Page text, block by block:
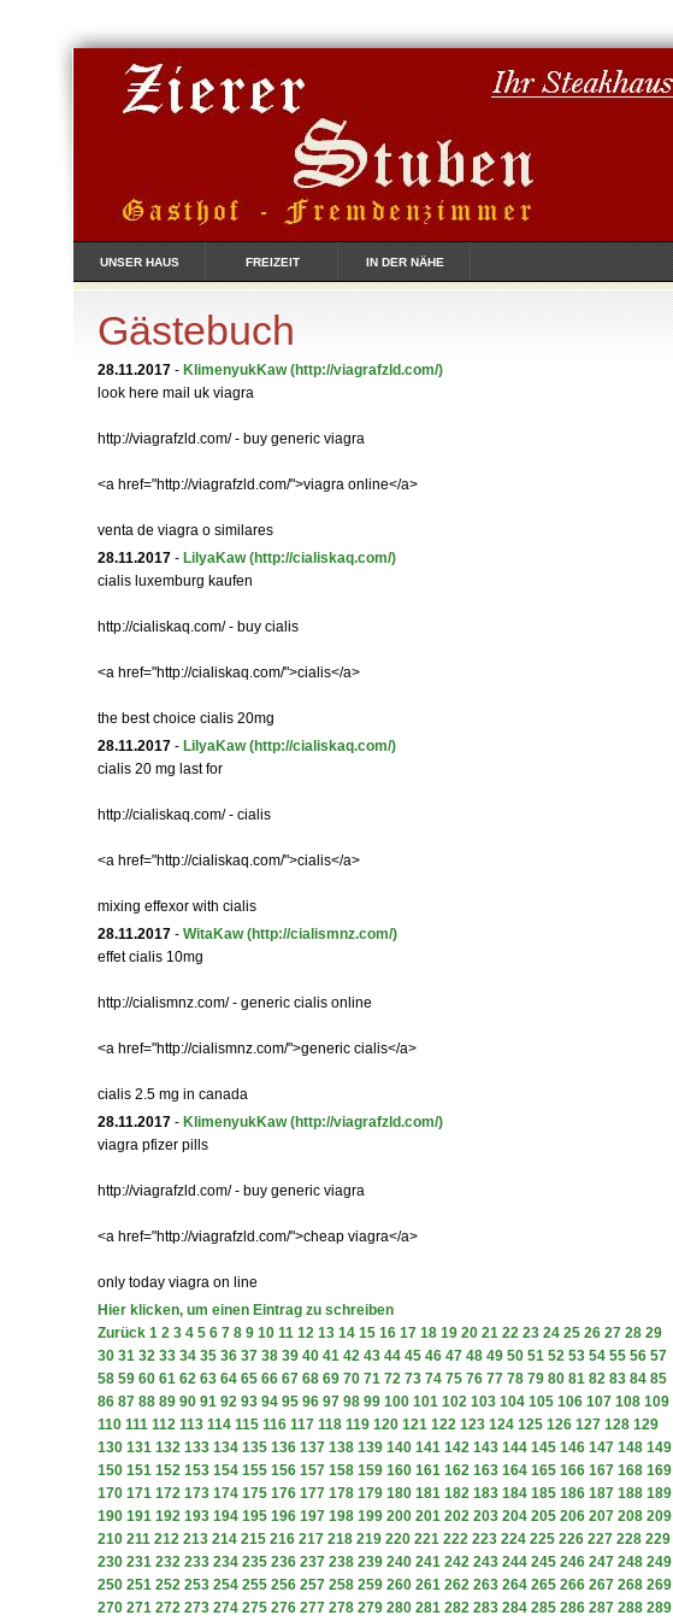
UNSER HAUS FREIZEIT IN DER NÄHE
Gästebuch
28.11.2017 - KlimenyukKaw (http://viagrafzld.com/)
look here mail uk viagra
http://viagrafzld.com/ - buy generic viagra
<a href="http://viagrafzld.com/">viagra online</a>
venta de viagra o similares
28.11.2017 - LilyaKaw (http://cialiskaq.com/)
cialis luxemburg kaufen
http://cialiskaq.com/ - buy cialis
<a href="http://cialiskaq.com/">cialis</a>
the best choice cialis 20mg
28.11.2017 - LilyaKaw (http://cialiskaq.com/)
cialis 20 mg last for
http://cialiskaq.com/ - cialis
<a href="http://cialiskaq.com/">cialis</a>
mixing effexor with cialis
28.11.2017 - WitaKaw (http://cialismnz.com/)
effet cialis 10mg
http://cialismnz.com/ - generic cialis online
<a href="http://cialismnz.com/">generic cialis</a>
cialis 2.5 mg in canada
28.11.2017 - KlimenyukKaw (http://viagrafzld.com/)
viagra pfizer pills
http://viagrafzld.com/ - buy generic viagra
<a href="http://viagrafzld.com/">cheap viagra</a>
only today viagra on line
Hier klicken, um einen Eintrag zu schreiben
Zurück 1 2 3 4 5 6 7 8 9 10 11 12 13 14 15 16 17 18 19 20 21 22 23 24 25 26 27 28 29
30 31 32 33 34 35 36 37 38 39 40 41 42 43 44 45 46 47 48 49 50 51 52 53 54 55 56 57
58 59 60 61 62 63 64 65 66 67 68 69 70 71 72 73 74 75 76 77 78 79 80 81 82 83 84 85
86 87 88 89 90 91 92 93 94 95 96 97 98 99 100 101 102 103 104 105 106 107 108 109
110 111 112 113 114 115 116 117 118 119 120 121 122 123 124 125 126 127 128 129
130 131 132 133 134 135 136 137 138 139 140 141 142 143 144 145 146 147 148 149
150 151 152 153 154 155 156 157 158 159 160 161 162 163 164 165 166 167 168 169
170 171 172 173 174 175 176 177 178 179 180 181 182 183 184 185 186 187 188 189
190 191 192 193 194 195 196 197 198 199 200 201 202 203 204 205 206 207 208 209
210 211 212 213 214 215 216 217 218 219 220 221 222 223 224 225 226 227 228 229
230 231 232 233 234 235 236 237 238 239 240 241 242 243 244 245 246 247 248 249
250 251 252 253 254 255 256 257 258 259 260 261 262 263 264 265 266 267 268 269
270 271 272 273 274 275 276 277 278 279 280 281 282 283 284 285 286 287 288 289